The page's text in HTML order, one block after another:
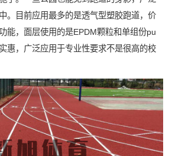
。目前应用最多的是透气型塑胶跑道，价
能，面层使用的是EPDM颗粒和单组份pu
惠，广泛应用于专业性要求不是很高的校